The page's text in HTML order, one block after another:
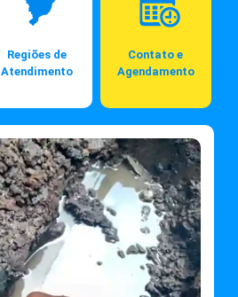
Regiões de
Atendimento
Contato e
Agendamento